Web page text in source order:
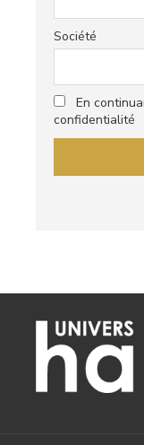
Société
En
confidentialité